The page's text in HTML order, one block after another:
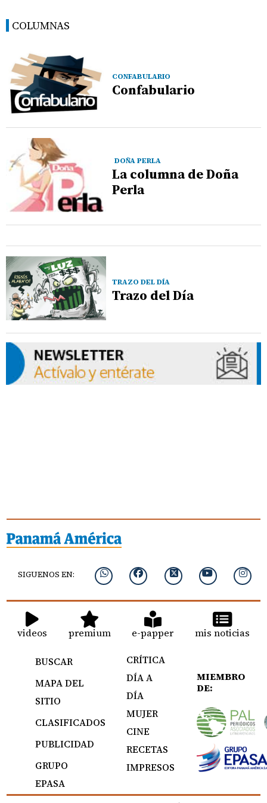
COLUMNAS
CONFABULARIO
Confabulario
DOÑA PERLA
La columna de Doña
Perla
TRAZO DEL DÍA
Trazo del Día
SIGUENOS EN:
videos premium e-papper mis noticias
BUSCAR
MAPA DEL
SITIO
CLASIFICADOS
PUBLICIDAD
GRUPO
EPASA
CRÍTICA
DÍA A
DÍA
MUJER
CINE
RECETAS
IMPRESOS
MIEMBRO
DE: